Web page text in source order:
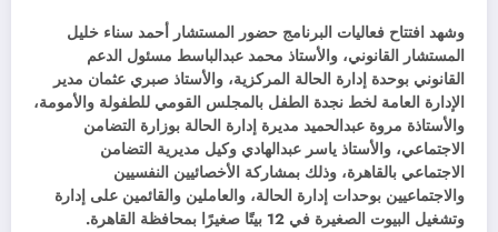
وشهد افتتاح فعاليات البرنامج حضور المستشار أحمد سناء خليل
المستشار القانوني، والأستاذ محمد عبدالباسط مسئول الدعم
القانوني بوحدة إدارة الحالة المركزية، والأستاذ صبري عثمان مدير
الإدارة العامة لخط نجدة الطفل بالمجلس القومي للطفولة والأمومة،
والأستاذة مروة عبدالحميد مديرة إدارة الحالة بوزارة التضامن
الاجتماعي، والأستاذ ياسر عبدالهادي وكيل مديرية التضامن
الاجتماعي بالقاهرة، وذلك بمشاركة الأخصائيين النفسيين
والاجتماعيين بوحدات إدارة الحالة، والعاملين والقائمين على إدارة
وتشغيل البيوت الصغيرة في 12 بيتًا صغيرًا بمحافظة القاهرة.